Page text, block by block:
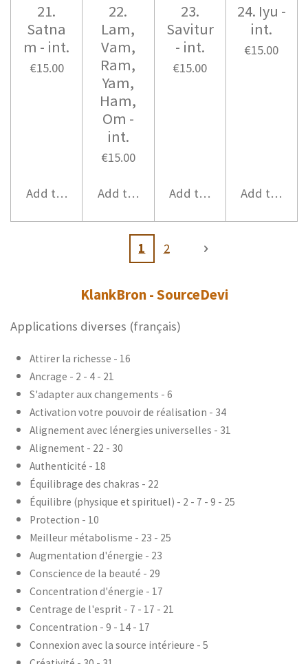
21.
Satna
m - int.
€15.00
Add to cart
22.
Lam,
Vam,
Ram,
Yam,
Ham,
Om -
int.
€15.00
Add to cart
23.
Savitur
- int.
€15.00
Add to cart
24. Iyu -
int.
€15.00
Add to cart
1 2
KlankBron - SourceDevi
Applications diverses (français)
Attirer la richesse - 16
Ancrage - 2 - 4 - 21
S'adapter aux changements - 6
Activation votre pouvoir de réalisation - 34
Alignement avec lénergies universelles - 31
Alignement - 22 - 30
Authenticité - 18
Équilibrage des chakras - 22
Équilibre (physique et spirituel) - 2 - 7 - 9 - 25
Protection - 10
Meilleur métabolisme - 23 - 25
Augmentation d'énergie - 23
Conscience de la beauté - 29
Concentration d'énergie - 17
Centrage de l'esprit - 7 - 17 - 21
Concentration - 9 - 14 - 17
Connexion avec la source intérieure - 5